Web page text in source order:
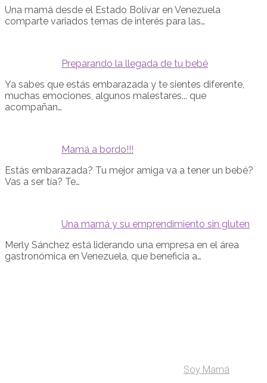
Una mamá desde el Estado Bolívar en Venezuela
comparte variados temas de interés para las…
Preparando la llegada de tu bebé
Ya sabes que estás embarazada y te sientes diferente,
muchas emociones, algunos malestares... que
acompañan…
Mamá a bordo!!!
Estás embarazada? Tu mejor amiga va a tener un bebé?
Vas a ser tía? Te…
Una mamá y su emprendimiento sin gluten
Merly Sánchez está liderando una empresa en el área
gastronómica en Venezuela, que beneficia a…
Soy Mamá